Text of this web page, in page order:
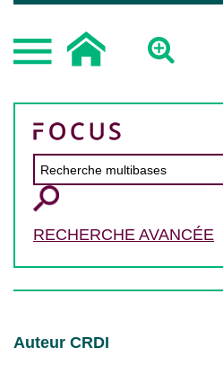
RECHERCHE AVANCÉE
Auteur CRDI